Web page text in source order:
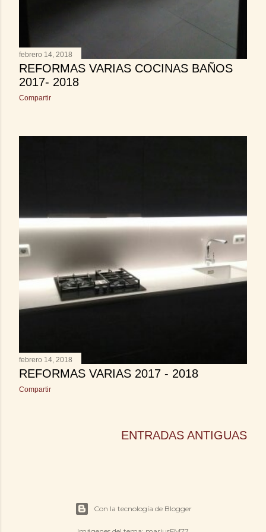
febrero 14, 2018
REFORMAS VARIAS COCINAS BAÑOS
2017- 2018
Compartir
febrero 14, 2018
REFORMAS VARIAS 2017 - 2018
Compartir
ENTRADAS ANTIGUAS
Con la tecnología de Blogger